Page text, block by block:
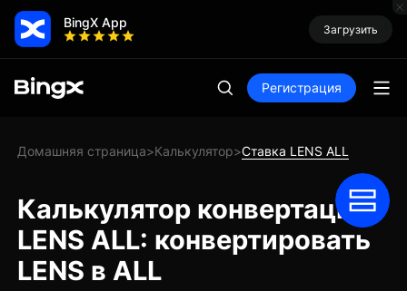
BingX App Загрузить
Регистрация
Домашняя страница>Калькулятор>Ставка LENS ALL
Калькулятор конвертации
LENS ALL: конвертировать
LENS в ALL